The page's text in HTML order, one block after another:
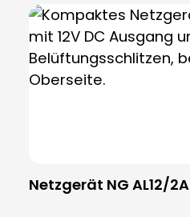
Netzgerät NG AL12/2A